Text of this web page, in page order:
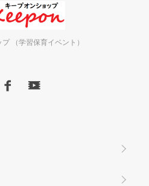
（学習保育イベント）